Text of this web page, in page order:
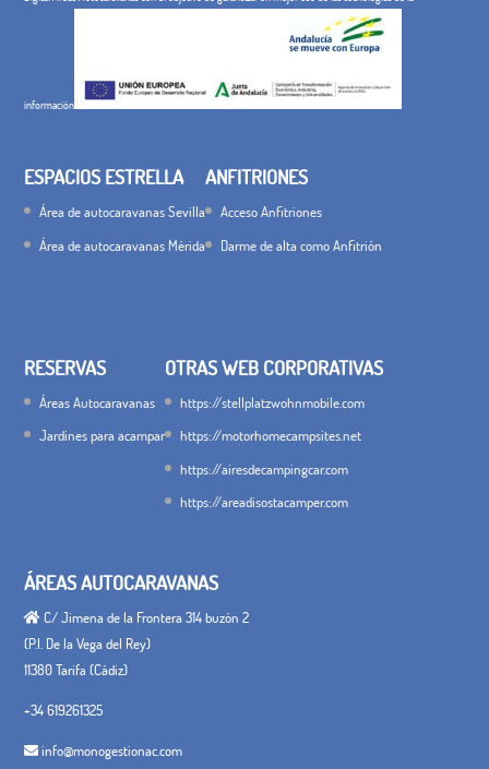
información
ESPACIOS ESTRELLA
Área de autocaravanas Sevilla
Área de autocaravanas Mérida
ANFITRIONES
Acceso Anfitriones
Darme de alta como Anfitrión
RESERVAS
Áreas Autocaravanas
Jardines para acampar
OTRAS WEB CORPORATIVAS
https://stellplatzwohnmobile.com
https://motorhomecampsites.net
https://airesdecampingcar.com
https://areadisostacamper.com
ÁREAS AUTOCARAVANAS
C/ Jimena de la Frontera 314 buzón 2
(P.I. De la Vega del Rey)
11380 Tarifa (Cádiz)
+34 619261325
info@monogestionac.com